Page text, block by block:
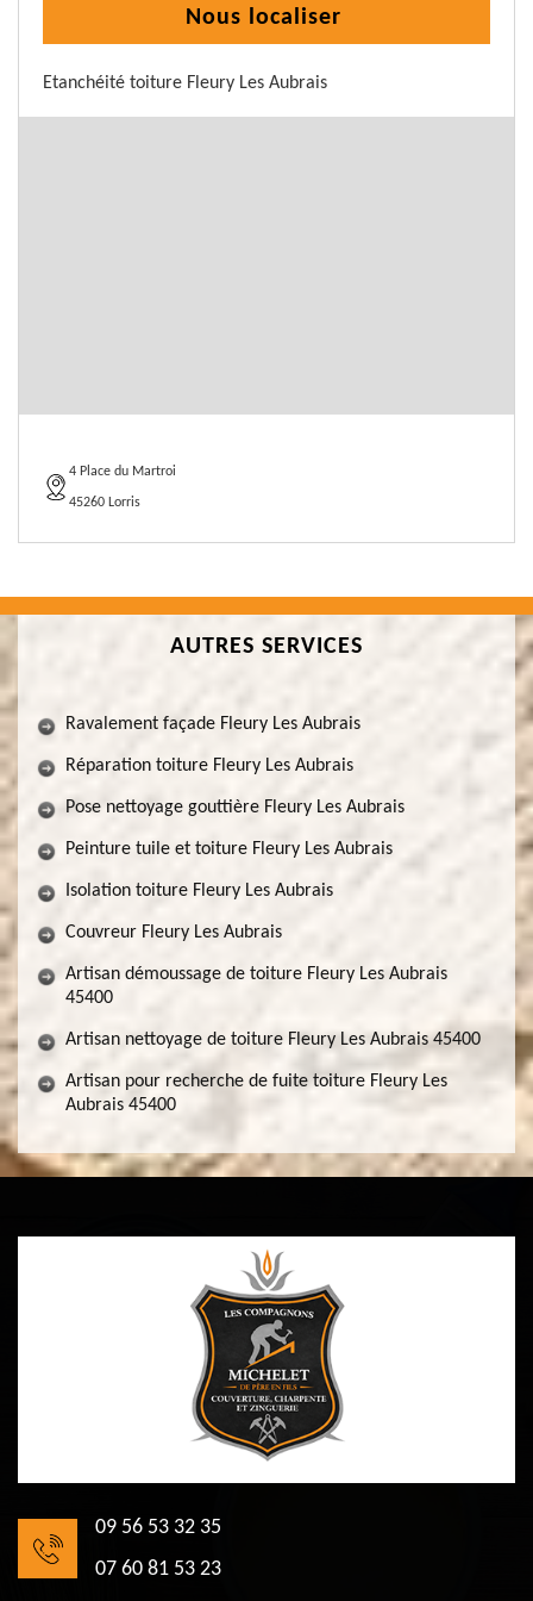
Nous localiser
Etanchéité toiture Fleury Les Aubrais
4 Place du Martroi
45260 Lorris
AUTRES SERVICES
Ravalement façade Fleury Les Aubrais
Réparation toiture Fleury Les Aubrais
Pose nettoyage gouttière Fleury Les Aubrais
Peinture tuile et toiture Fleury Les Aubrais
Isolation toiture Fleury Les Aubrais
Couvreur Fleury Les Aubrais
Artisan démoussage de toiture Fleury Les Aubrais
45400
Artisan nettoyage de toiture Fleury Les Aubrais 45400
Artisan pour recherche de fuite toiture Fleury Les
Aubrais 45400
09 56 53 32 35
07 60 81 53 23